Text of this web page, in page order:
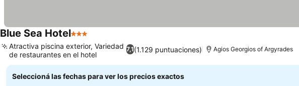
Blue Sea Hotel3 Estrellas
7,1(1.129 puntuaciones)
Atractiva piscina exterior, Variedad
de restaurantes en el hotel
Agios Georgios of Argyrades
Seleccioná las fechas para ver los precios exactos